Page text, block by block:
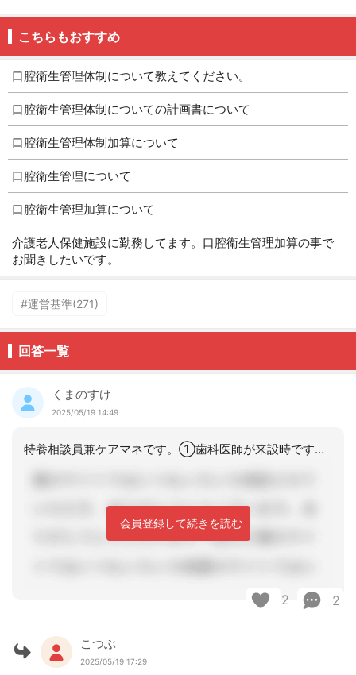
こちらもおすすめ
口腔衛生管理体制について教えてください。
口腔衛生管理体制についての計画書について
口腔衛生管理体制加算について
口腔衛生管理について
口腔衛生管理加算について
介護老人保健施設に勤務してます。口腔衛生管理加算の事で
お聞きしたいです。
#運営基準(271)
回答一覧
くまのすけ
2025/05/19 14:49
特養相談員兼ケアマネです。①歯科医師が来設時です。以前から加算関連で協力的な歯科
会員登録して続きを読む
2 2
こつぶ
2025/05/19 17:29